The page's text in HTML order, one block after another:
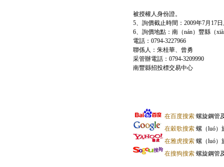
被授權人身份證。
5、詢價截止時間：2009年7月17
6、詢價地點：南（nán）豐縣（
電話：0794-3227966
聯係人：朱桂華、曾勇
采管辦電話：0794-3209990
南豐縣招投標交易中心
在百度搜索螺旋鋼管
在穀歌搜索螺（luó）
在雅虎搜索螺（luó）
在搜狗搜索螺旋鋼管